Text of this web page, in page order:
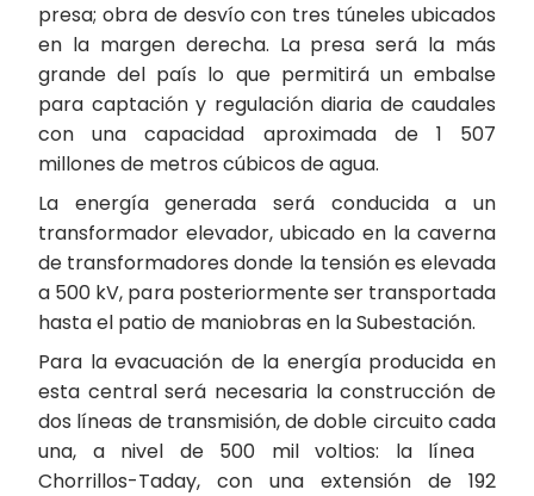
presa; obra de desvío con tres túneles ubicados
en la margen derecha. La presa será la más
grande del país lo que permitirá un embalse
para captación y regulación diaria de caudales
con una capacidad aproximada de 1 507
millones de metros cúbicos de agua.
La energía generada será conducida a un
transformador elevador, ubicado en la caverna
de transformadores donde la tensión es elevada
a 500 kV, para posteriormente ser transportada
hasta el patio de maniobras en la Subestación.
Para la evacuación de la energía producida en
esta central será necesaria la construcción de
dos líneas de transmisión, de doble circuito cada
una, a nivel de 500 mil voltios: la línea
Chorrillos-Taday, con una extensión de 192